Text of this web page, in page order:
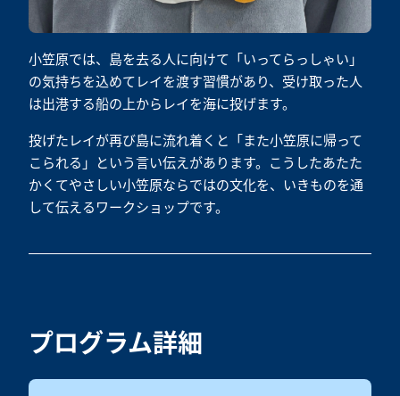
小笠原では、島を去る人に向けて「いってらっしゃい」
の気持ちを込めてレイを渡す習慣があり、受け取った人
は出港する船の上からレイを海に投げます。
投げたレイが再び島に流れ着くと「また小笠原に帰って
こられる」という言い伝えがあります。こうしたあたた
かくてやさしい小笠原ならではの文化を、いきものを通
して伝えるワークショップです。
プログラム詳細